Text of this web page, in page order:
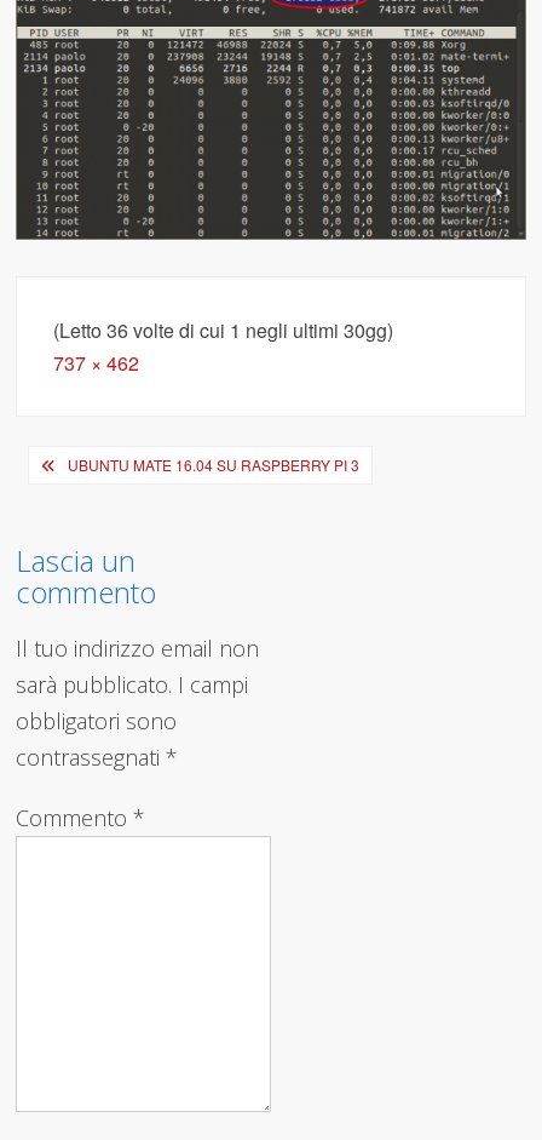
(Letto 36 volte di cui 1 negli ultimi 30gg)
Full
737 × 462
Navigazione
UBUNTU MATE 16.04 SU RASPBERRY PI 3
Lascia un
commento
Il tuo indirizzo email non
sarà pubblicato. I campi
obbligatori sono
contrassegnati*
Commento*